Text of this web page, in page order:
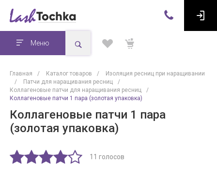
Меню
Главная / Каталог товаров /
Изоляция ресниц при наращивании
/
Патчи для наращивания ресниц
/
Коллагеновые патчи для наращивания ресниц
/
Коллагеновые патчи 1 пара (золотая упаковка)
Коллагеновые патчи 1 пара
(золотая упаковка)
11 голосов